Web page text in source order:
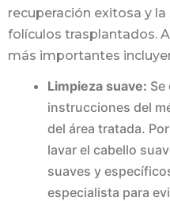
recuperación exitosa y
folículos trasplantados.
más importantes
Limpieza suave: Se
instrucciones del
del área tratada.
lavar el cabello
suaves y
especialista para